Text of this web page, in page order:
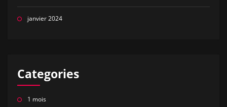
janvier 2024
Categories
1 mois